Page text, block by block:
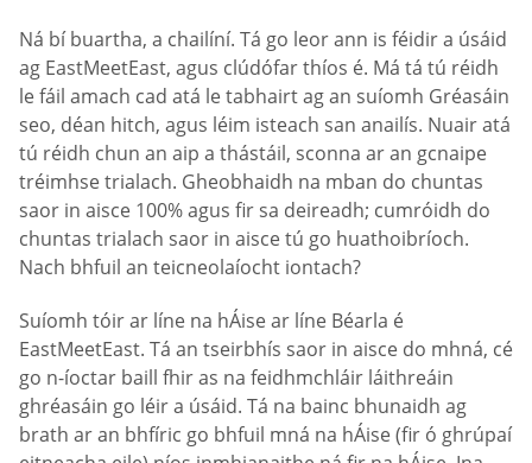
Ná bí buartha, a chailíní. Tá go leor ann is féidir a úsáid
ag EastMeetEast, agus clúdófar thíos é. Má tá tú réidh
le fáil amach cad atá le tabhairt ag an suíomh Gréasáin
seo, déan hitch, agus léim isteach san anailís. Nuair atá
tú réidh chun an aip a thástáil, sconna ar an gcnaipe
tréimhse trialach. Gheobhaidh na mban do chuntas
saor in aisce 100% agus fir sa deireadh; cumróidh do
chuntas trialach saor in aisce tú go huathoibríoch.
Nach bhfuil an teicneolaíocht iontach?
Suíomh tóir ar líne na hÁise ar líne Béarla é
EastMeetEast. Tá an tseirbhís saor in aisce do mhná, cé
go n-íoctar baill fhir as na feidhmchláir láithreáin
ghréasáin go léir a úsáid. Tá na bainc bhunaidh ag
brath ar an bhfíric go bhfuil mná na hÁise (fir ó ghrúpaí